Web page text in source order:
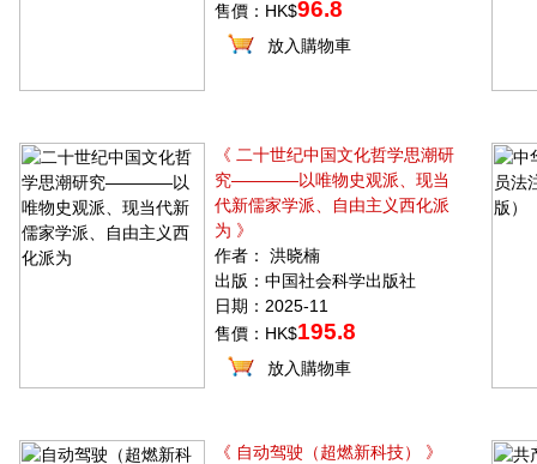
售價：HK$96.8
放入購物車
《 二十世纪中国文化哲学思潮研
究————以唯物史观派、现当
代新儒家学派、自由主义西化派
为 》
作者： 洪晓楠
出版：中国社会科学出版社
日期：2025-11
售價：HK$195.8
放入購物車
《 自动驾驶（超燃新科技） 》